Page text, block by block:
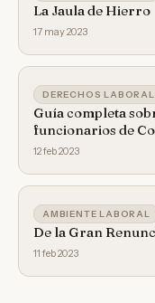
La Jaula de Hierro
17 may 2023
DERECHOS
Guía completa
funcionarios de
12 feb 2023
AMBIENTE LABORAL
De la Gran
11 feb 2023